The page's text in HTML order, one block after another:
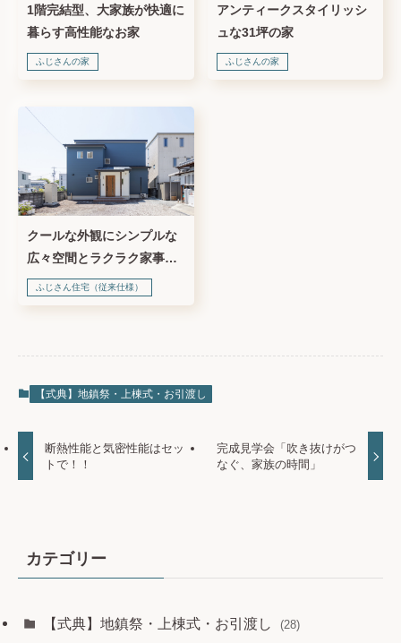
1階完結型、大家族が快適に
暮らす高性能なお家
ふじさんの家
アンティークスタイリッシ
ュな31坪の家
ふじさんの家
クールな外観にシンプルな
広々空間とラクラク家事動
線を詰め込んだ家づくり
ふじさん住宅（従来仕様）
【式典】地鎮祭・上棟式・お引渡し
断熱性能と気密性能はセッ
トで！！
完成見学会「吹き抜けがつ
なぐ、家族の時間」
カテゴリー
【式典】地鎮祭・上棟式・お引渡し (28)